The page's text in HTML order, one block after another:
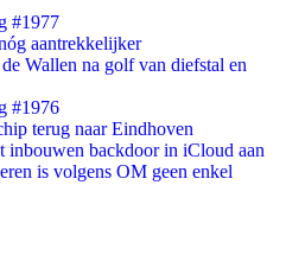
#1977
aantrekkelijker
Wallen na golf van diefstal en
#1976
terug naar Eindhoven
inbouwen backdoor in iCloud aan
is volgens OM geen enkel